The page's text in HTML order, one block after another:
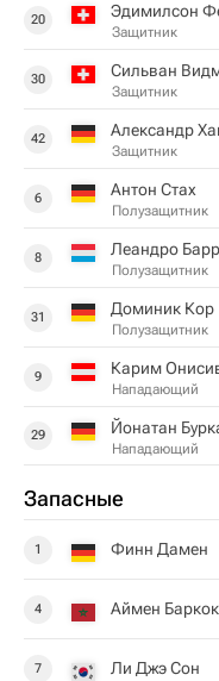
20 Эдимилсон
Защитник
30 Сильван
Защитник
42 Александр
Защитник
6 Антон Стах
Полузащитник
8 Леандро
Полузащитник
31 Доминик Кор
Полузащитник
9 Карим
Нападающий
29 Йонатан
Нападающий
Запасные
1 Финн Дамен
4 Аймен Баркок
7 Ли Джэ Сон